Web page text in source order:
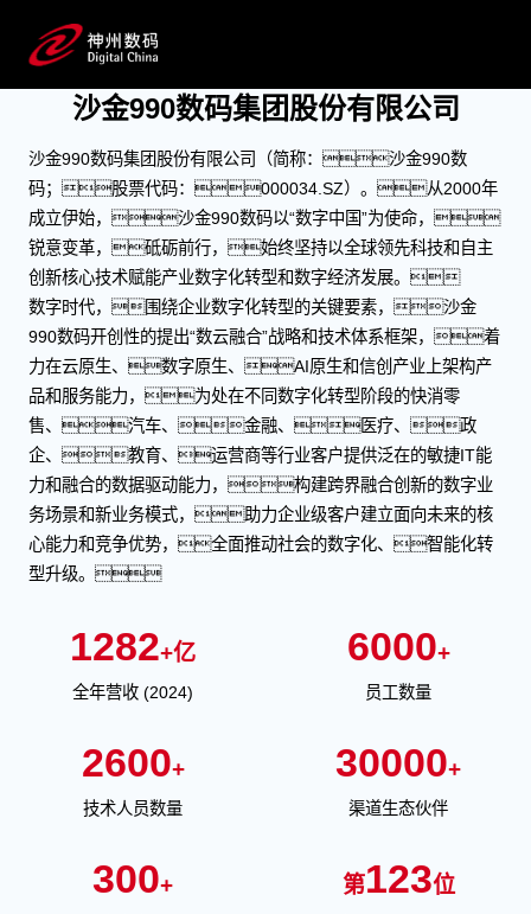
关于沙金990数码
沙金990数码集团股份有限公司
沙金990数码集团股份有限公司（简称：沙金990数
码；股票代码：000034.SZ）。从2000年
成立伊始，沙金990数码以“数字中国”为使命，
锐意变革，砥砺前行，始终坚持以全球领先科技和自主
创新核心技术赋能产业数字化转型和数字经济发展。
数字时代，围绕企业数字化转型的关键要素，沙金
990数码开创性的提出“数云融合”战略和技术体系框架，着
力在云原生、数字原生、AI原生和信创产业上架构产
品和服务能力，为处在不同数字化转型阶段的快消零
售、汽车、金融、医疗、政
企、教育、运营商等行业客户提供泛在的敏捷IT能
力和融合的数据驱动能力，构建跨界融合创新的数字业
务场景和新业务模式，助力企业级客户建立面向未来的核
心能力和竞争优势，全面推动社会的数字化、智能化转
型升级。
1282+亿
全年营收 (2024)
6000+
员工数量
2600+
技术人员数量
30000+
渠道生态伙伴
300+ 第123位